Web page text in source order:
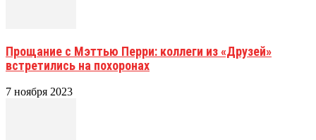
Прощание с Мэттью Перри: коллеги из «Друзей»
встретились на похоронах
7 ноября 2023